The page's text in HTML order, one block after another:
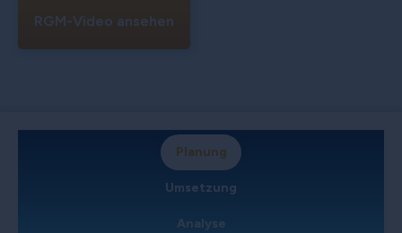
RGM-Video ansehen
Planung
Umsetzung
Analyse